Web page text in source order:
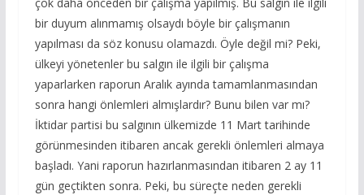
çok daha önceden bir çalışma yapılmış. Bu salgın ile ilgili
bir duyum alınmamış olsaydı böyle bir çalışmanın
yapılması da söz konusu olamazdı. Öyle değil mi? Peki,
ülkeyi yönetenler bu salgın ile ilgili bir çalışma
yaparlarken raporun Aralık ayında tamamlanmasından
sonra hangi önlemleri almışlardır? Bunu bilen var mı?
İktidar partisi bu salgının ülkemizde 11 Mart tarihinde
görünmesinden itibaren ancak gerekli önlemleri almaya
başladı. Yani raporun hazırlanmasından itibaren 2 ay 11
gün geçtikten sonra. Peki, bu süreçte neden gerekli